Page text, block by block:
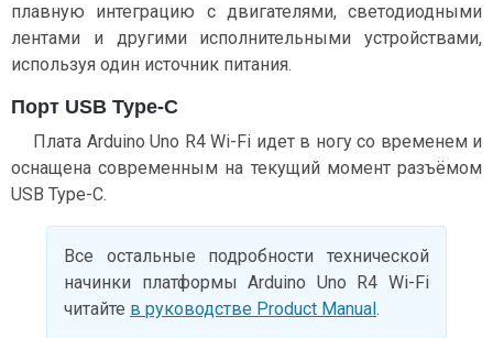
плавную интеграцию с двигателями, светодиодными
лентами и другими исполнительными устройствами,
используя один источник питания.
Порт USB Type-C
Плата Arduino Uno R4 Wi-Fi идет в ногу со временем и
оснащена современным на текущий момент разъёмом
USB Type-C.
Все остальные подробности технической
начинки платформы Arduino Uno R4 Wi-Fi
читайте в руководстве Product Manual.